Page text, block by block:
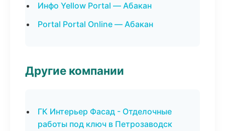
Инфо Yellow Portal — Абакан
Portal Portal Online — Абакан
Другие компании
ГК Интерьер Фасад - Отделочные
работы под ключ в Петрозаводск